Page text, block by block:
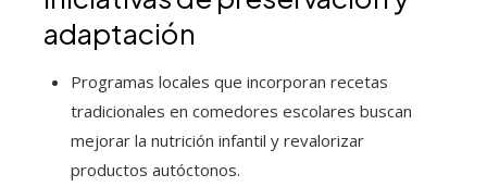
adaptación
Programas locales que incorporan recetas
tradicionales en comedores escolares buscan
mejorar la nutrición infantil y revalorizar
productos autóctonos.